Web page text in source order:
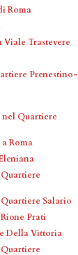
Roma
Viale Trastevere
Prenestino-
Quartiere
Roma
Salario
Prati
Della Vittoria